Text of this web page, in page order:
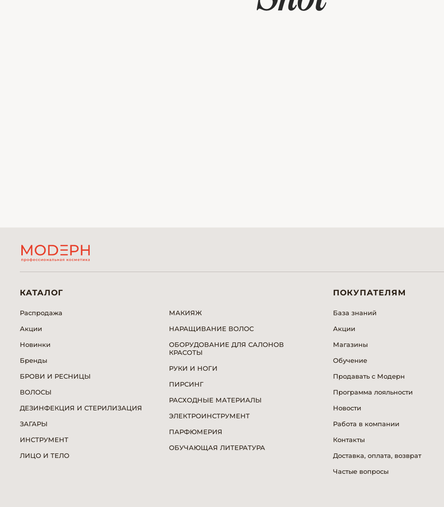
КАТАЛОГ
Распродажа
Акции
Новинки
Бренды
БРОВИ И РЕСНИЦЫ
ВОЛОСЫ
ДЕЗИНФЕКЦИЯ И СТЕРИЛИЗАЦИЯ
ЗАГАРЫ
ИНСТРУМЕНТ
ЛИЦО И ТЕЛО
МАКИЯЖ
НАРАЩИВАНИЕ ВОЛОС
ОБОРУДОВАНИЕ ДЛЯ САЛОНОВ
КРАСОТЫ
РУКИ И НОГИ
ПИРСИНГ
РАСХОДНЫЕ МАТЕРИАЛЫ
ЭЛЕКТРОИНСТРУМЕНТ
ПАРФЮМЕРИЯ
ОБУЧАЮЩАЯ ЛИТЕРАТУРА
ПОКУПАТЕЛЯМ
База знаний
Акции
Магазины
Обучение
Продавать с Модерн
Программа лояльности
Новости
Работа в компании
Контакты
Доставка, оплата, возврат
Частые вопросы